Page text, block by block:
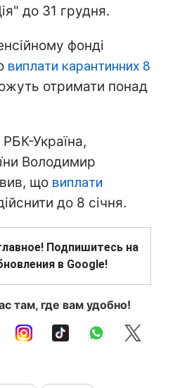
до 31 грудня.
фонді
виплати карантинних 8
отримати понад
Україна,
Володимир
що виплати
до 8 січня.
Подпишитесь на
в Google!
там, где вам удобно!